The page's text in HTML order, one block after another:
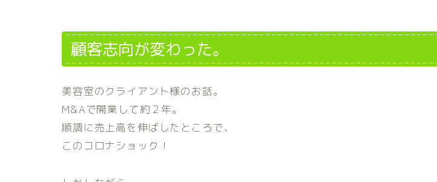
顧客志向が変わった。
美容室のクライアント様のお話。
M&Aで開業して約２年。
順調に売上高を伸ばしたところで、
このコロナショック！